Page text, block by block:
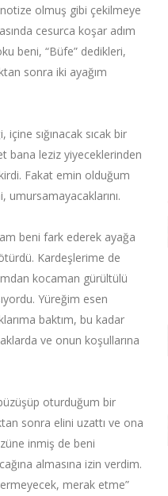
olmuş gibi çekilmeye
cesurca koşar adım
beni, “Büfe” dedikleri,
sonra iki ayağım
sığınacak sıcak bir
bana leziz yiyeceklerinden
Fakat emin olduğum
beni fark ederek ayağa
Kardeşlerime de
kocaman gürültülü
Yüreğim esen
baktım, bu kadar
ve onun koşullarına
oturduğum bir
sonra elini uzattı ve ona
inmiş de beni
almasına izin verdim.
merak etme”